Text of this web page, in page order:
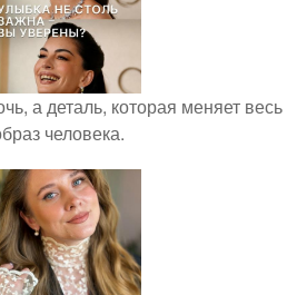
а деталь, которая меняет весь
человека.